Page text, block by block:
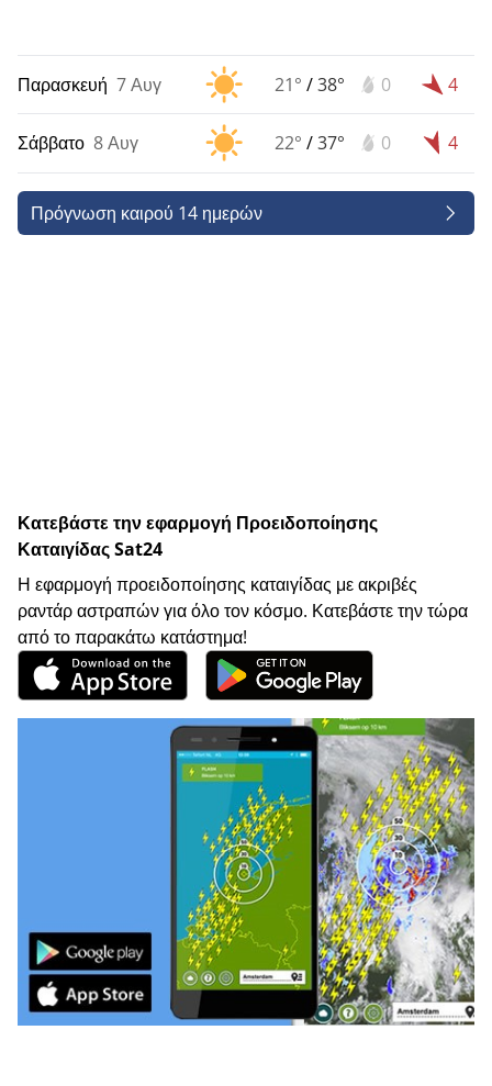
Παρασκευή 7 Αυγ 21° /38° 0 4
Σάββατο 8 Αυγ 22° /37° 0 4
Πρόγνωση καιρού 14 ημερών
Κατεβάστε την εφαρμογή Προειδοποίησης
Καταιγίδας Sat24
Η εφαρμογή προειδοποίησης καταιγίδας με ακριβές
ραντάρ αστραπών για όλο τον κόσμο. Κατεβάστε την τώρα
από το παρακάτω κατάστημα!